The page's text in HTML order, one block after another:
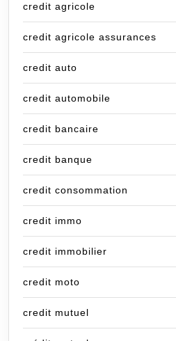
credit agricole
credit agricole assurances
credit auto
credit automobile
credit bancaire
credit banque
credit consommation
credit immo
credit immobilier
credit moto
credit mutuel